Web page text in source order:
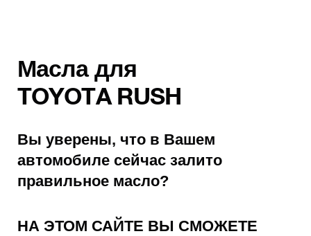
Масла для
TOYOTA RUSH
Вы уверены, что в Вашем
автомобиле сейчас залито
правильное масло?
НА ЭТОМ САЙТЕ ВЫ СМОЖЕТЕ